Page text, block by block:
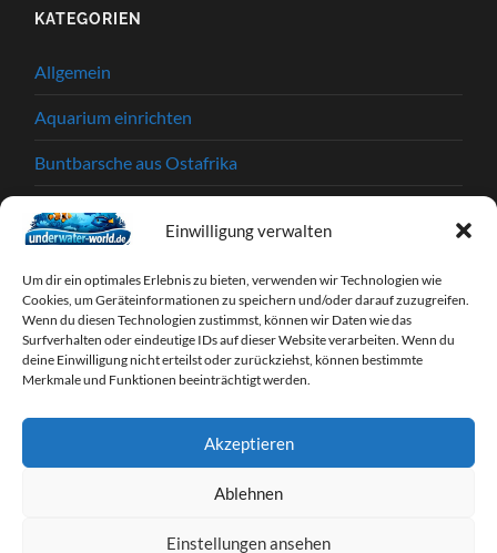
Einwilligung verwalten
Um dir ein optimales Erlebnis zu bieten, verwenden wir Technologien wie
Cookies, um Geräteinformationen zu speichern und/oder darauf zuzugreifen.
Wenn du diesen Technologien zustimmst, können wir Daten wie das
Surfverhalten oder eindeutige IDs auf dieser Website verarbeiten. Wenn du
deine Einwilligung nicht erteilst oder zurückziehst, können bestimmte
Merkmale und Funktionen beeinträchtigt werden.
Akzeptieren
Ablehnen
Einstellungen ansehen
KATEGORIEN
Allgemein
Aquarium einrichten
Buntbarsche aus Ostafrika
Einkaufstipps
Krankheiten und Parasiten
Partnerprogramme
Tipps & Tricks